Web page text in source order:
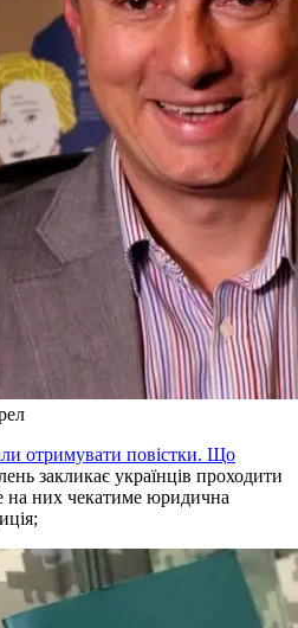
отримувати повістки. Що
закликає українців проходити
на них чекатиме юридична